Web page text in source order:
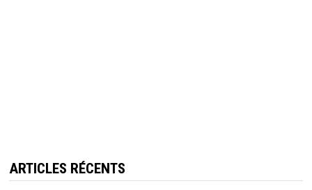
ARTICLES RÉCENTS